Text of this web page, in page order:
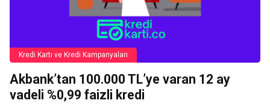
Kredi Kartı ve Kredi Kampanyaları
Akbank’tan 100.000 TL’ye varan 12 ay
vadeli %0,99 faizli kredi